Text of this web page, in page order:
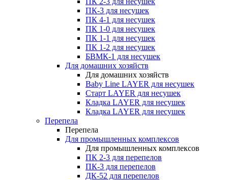
ПК-3 для несушек
ПК 4-1 для несушек
ПК 1-0 для несушек
ПК 1-1 для несушек
ПК 1-2 для несушек
БВМК-1 для несушек
Для домашних хозяйств
Для домашних хозяйств
Baby Line LAYER для несушек
Старт LAYER для несушек
Кладка LAYER для несушек
Кладка LAYER для несушек
Перепела
Перепела
Для промышленных комплексов
Для промышленных комплексов
ПК 2-3 для перепелов
ПК-3 для перепелов
ДК-52 для перепелов